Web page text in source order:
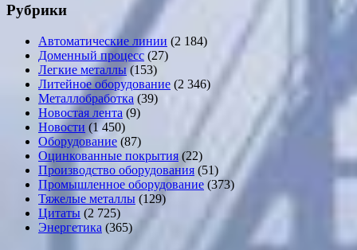
Рубрики
Автоматические линии (2 184)
Доменный процесс (27)
Легкие металлы(153)
Литейное оборудование (2 346)
Металлобработка (39)
Новостая лента (9)
Новости (1 450)
Оборудование (87)
Оцинкованные покрытия (22)
Производство оборудования (51)
Промышленное оборудование (373)
Тяжелые металлы (129)
Цитаты (2 725)
Энергетика (365)